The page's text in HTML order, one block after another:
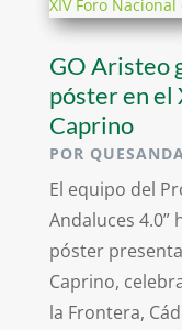
GO Aristeo
póster en el
Caprino
POR
El equipo del
Andaluces
póster
Caprino,
la Frontera,